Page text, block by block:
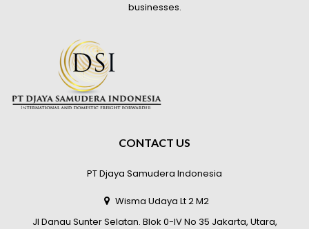
businesses.
CONTACT US
PT Djaya Samudera Indonesia
Wisma Udaya Lt 2 M2
Jl Danau Sunter Selatan. Blok 0-IV No 35 Jakarta, Utara,